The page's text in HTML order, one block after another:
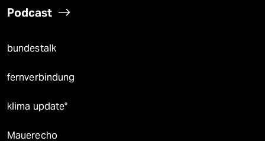
Podcast
bundestalk
fernverbindung
klima update°
Mauerecho